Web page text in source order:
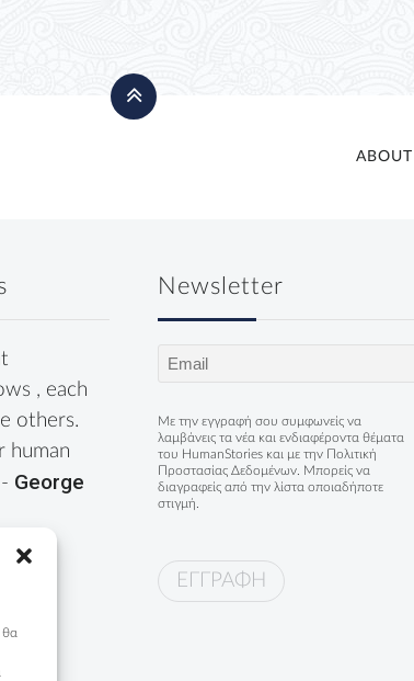
θα
ABOUT
, each
others.
human
George
Newsletter
Email
Με την εγγραφή σου συμφωνείς να
λαμβάνεις τα νέα και ενδιαφέροντα θέματα
του HumanStories και με την
Πολιτική
Προστασίας Δεδομένων. Μπορείς να
διαγραφείς από την λίστα οποιαδήποτε
στιγμή.